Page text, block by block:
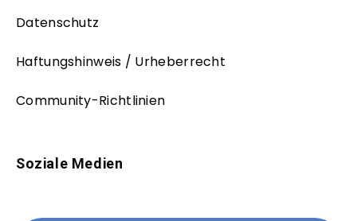
Datenschutz
Haftungshinweis / Urheberrecht
Community-Richtlinien
Soziale Medien